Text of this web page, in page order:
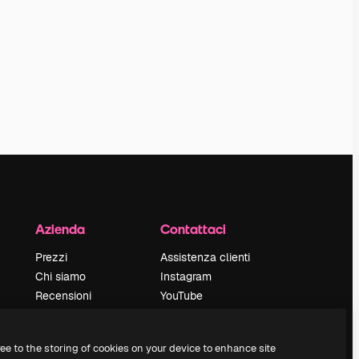
Azienda
Prezzi
Chi siamo
Recensioni
Blog
Contattaci
Assistenza clienti
Instagram
YouTube
Discord
to the storing of cookies on your device to enhance site